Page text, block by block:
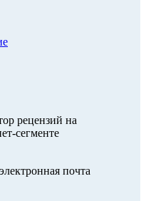
рецензий на
сегменте
почта